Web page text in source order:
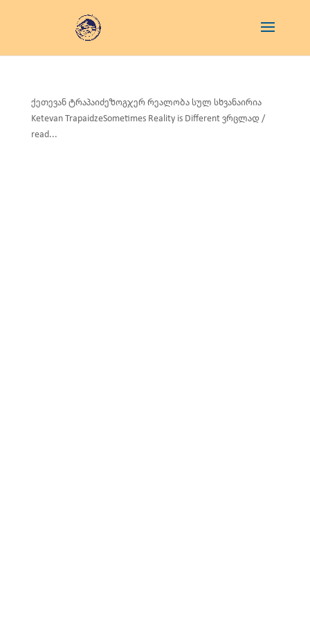
ქეთევან ტრაპაიძეზოგჯერ რეალობა სულ სხვანაირია
Ketevan TrapaidzeSometimes Reality is Different ვრცლად /
read...